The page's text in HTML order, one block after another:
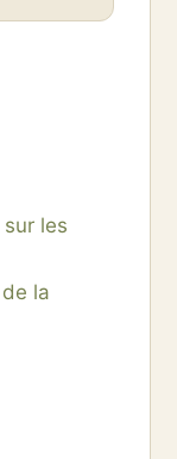
les
la